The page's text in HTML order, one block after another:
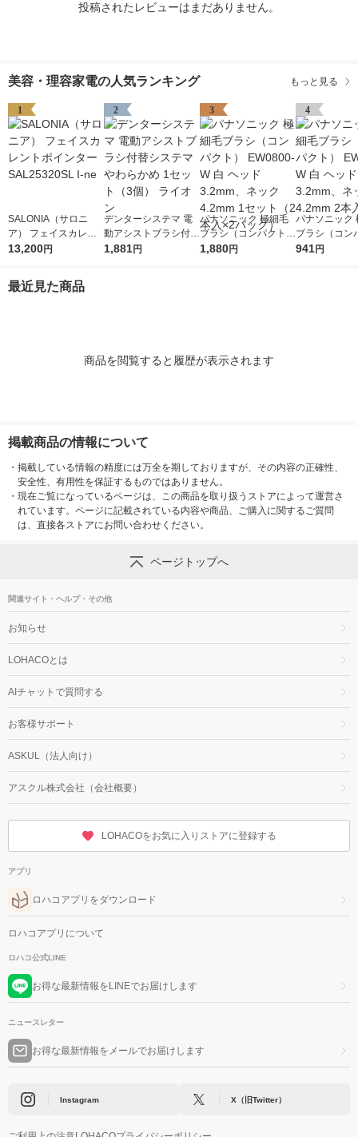
投稿されたレビューはまだありません。
美容・理容家電の人気ランキング もっと見る
1
SALONIA（サロニ
ア） フェイスカレン
トポインター SAL253
13,200円
2
デンターシステマ 電
動アシストブラシ付替
システマやわらかめ 1
1,881円
3
パナソニック 極細毛
ブラシ（コンパクト）
EW0800-W 白 ヘッド
1,880円
4
パナソニック
ブラシ（コン
EW0800-W
941円
最近見た商品
商品を閲覧すると履歴が表示されます
掲載商品の情報について
・ 掲載している情報の精度には万全を期しておりますが、その内容の正確性、
安全性、有用性を保証するものではありません。
・ 現在ご覧になっているページは、この商品を取り扱うストアによって運営さ
れています。ページに記載されている内容や商品、ご購入に関するご質問
は、直接各ストアにお問い合わせください。
ページトップへ
関連サイト・ヘルプ・その他
お知らせ
LOHACOとは
AIチャットで質問する
お客様サポート
ASKUL（法人向け）
アスクル株式会社（会社概要）
LOHACOをお気に入りストアに登録する
アプリ
ロハコアプリをダウンロード
ロハコアプリについて
ロハコ公式LINE
お得な最新情報をLINEでお届けします
ニュースレター
お得な最新情報をメールでお届けします
Instagram X（旧Twitter）